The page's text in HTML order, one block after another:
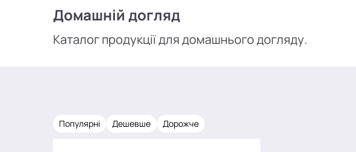
Домашній догляд
Каталог продукції для домашнього догляду.
Популярні Дешевше Дорожче